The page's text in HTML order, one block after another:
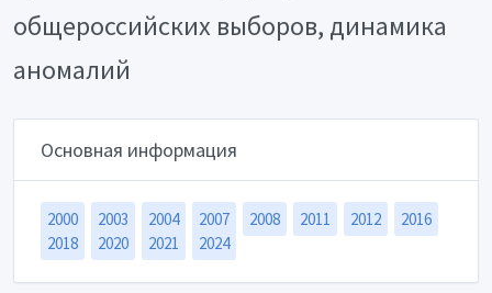
общероссийских выборов, динамика
аномалий
Основная информация
2000 2003 2004 2007 2008 2011 2012
2016
2018
2020 2021 2024